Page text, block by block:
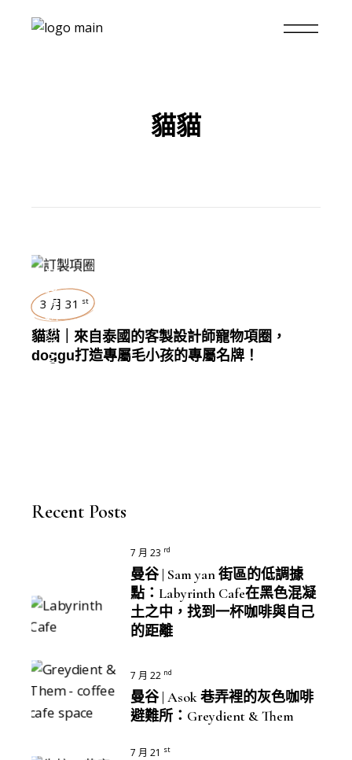
貓貓
LIVING
生活好物
3 月 31 st
貓貓｜來自泰國的客製設計師寵物項圈，
doggu打造專屬毛小孩的專屬名牌！
Recent Posts
7 月 23 rd
曼谷 | Sam yan 街區的低調據
點：Labyrinth Cafe在黑色混凝
土之中，找到一杯咖啡與自己
的距離
7 月 22 nd
曼谷 | Asok 巷弄裡的灰色咖啡
避難所：Greydient & Them
7 月 21 st